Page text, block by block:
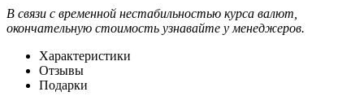
В связи с временной нестабильностью курса валют,
окончательную стоимость узнавайте у менеджеров.
Характеристики
Отзывы
Подарки